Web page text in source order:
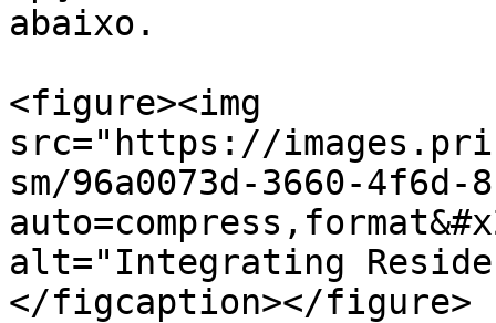
abaixo.
<figure><img
src="https://
sm/96a0073d-3660-4f6d-
alt="Integrating
</figcaption></figure>